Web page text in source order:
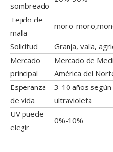
sombreado
Tejido de
malla
mono-
Solicitud
Granja, valla,
Mercado
principal
Mercado de
América del
Esperanza
de vida
3-10 años
ultravioleta
UV puede
elegir
0%-10%